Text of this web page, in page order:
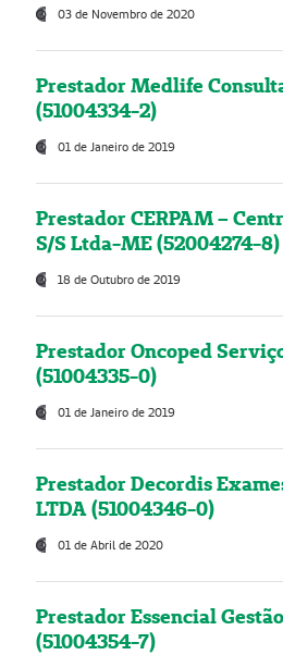
03 de Novembro de 2020
Prestador Medlife
(51004334-2)
01 de Janeiro de 2019
Prestador CERPAM –
S/S Ltda-ME (52004274-8)
18 de Outubro de 2019
Prestador Oncoped
(51004335-0)
01 de Janeiro de 2019
Prestador Decordis
LTDA (51004346-0)
01 de Abril de 2020
Prestador Essencial
(51004354-7)